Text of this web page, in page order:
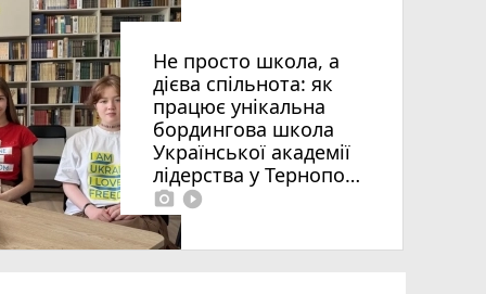
Не просто школа, а
дієва спільнота: як
працює унікальна
бордингова школа
Української академії
лідерства у Тернополі
photo_camera play_circle_filled